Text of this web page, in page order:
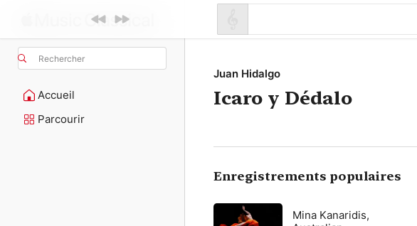
Rechercher
Accueil
Parcourir
Juan Hidalgo
Icaro y Dédalo
Enregistrements populaires
Mina Kanaridis,